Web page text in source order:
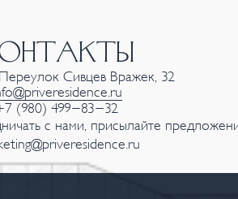
Сивцев Вражек, 32
(980) 499-83-32
с нами, присылайте